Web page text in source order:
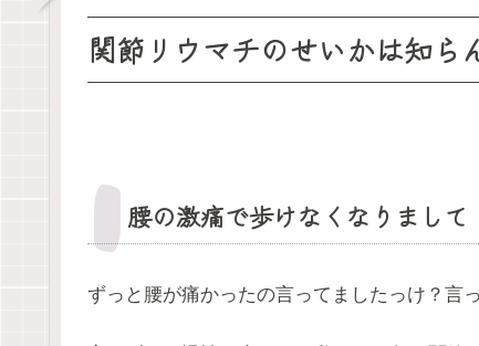
関節リウマチのせいかは知ら
腰の激痛で歩けなくなりまして
ずっと腰が痛かったの言ってましたっけ？言